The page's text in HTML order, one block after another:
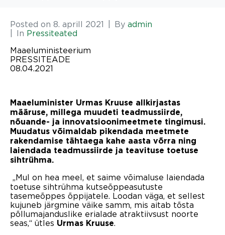
Posted on 8. aprill 2021 By admin
In Pressiteated
Maaeluministeerium
PRESSITEADE
08.04.2021
Maaeluminister Urmas Kruuse allkirjastas
määruse, millega muudeti teadmussiirde,
nõuande- ja innovatsioonimeetmete tingimusi.
Muudatus võimaldab pikendada meetmete
rakendamise tähtaega kahe aasta võrra ning
laiendada teadmussiirde ja teavituse toetuse
sihtrühma.
„Mul on hea meel, et saime võimaluse laiendada
toetuse sihtrühma kutseõppeasutuste
tasemeõppes õppijatele. Loodan väga, et sellest
kujuneb järgmine väike samm, mis aitab tõsta
põllumajanduslike erialade atraktiivsust noorte
seas,“ ütles Urmas Kruuse.